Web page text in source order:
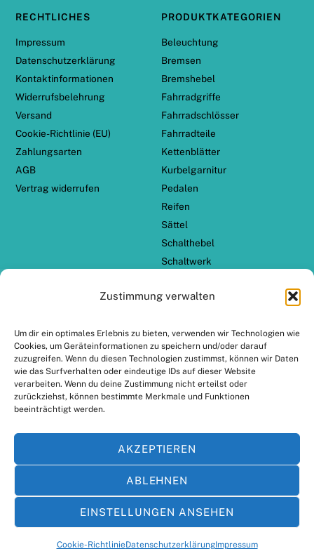
Zustimmung verwalten
Um dir ein optimales Erlebnis zu bieten, verwenden wir Technologien wie
Cookies, um Geräteinformationen zu speichern und/oder darauf
zuzugreifen. Wenn du diesen Technologien zustimmst, können wir Daten
wie das Surfverhalten oder eindeutige IDs auf dieser Website
verarbeiten. Wenn du deine Zustimmung nicht erteilst oder
zurückziehst, können bestimmte Merkmale und Funktionen
beeinträchtigt werden.
AKZEPTIEREN
ABLEHNEN
EINSTELLUNGEN ANSEHEN
Cookie-RichtlinieDatenschutzerklärungImpressum
RECHTLICHES
Impressum
Datenschutzerklärung
Kontaktinformationen
Widerrufsbelehrung
Versand
Cookie-Richtlinie (EU)
Zahlungsarten
AGB
Vertrag widerrufen
PRODUKTKATEGORIEN
Beleuchtung
Bremsen
Bremshebel
Fahrradgriffe
Fahrradschlösser
Fahrradteile
Kettenblätter
Kurbelgarnitur
Pedalen
Reifen
Sättel
Schalthebel
Schaltwerk
TERN Zubehör
ZAHLUNGSARTEN VERSANDPARTNER
Kein Mehrwertsteuerausweis, da Kleinunternehmer nach §19 (1)
UStG.